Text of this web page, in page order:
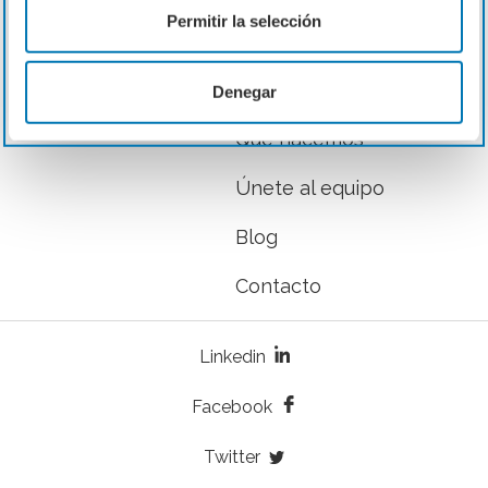
Permitir la selección
Denegar
Nosotros
Qué hacemos
Únete al equipo
Blog
Contacto
Linkedin
Facebook
Twitter